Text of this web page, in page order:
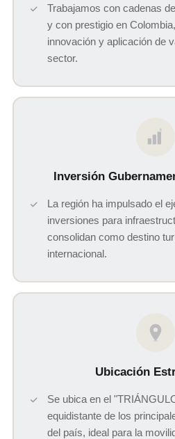
Trabajamos con cadenas
y con prestigio en
innovación y aplicación de
sector.
$
Inversión
La región ha impulsado el
inversiones para
consolidan como destino
internacional.
Ubicación
Se ubica en el
equidistante de los
del país, ideal para la